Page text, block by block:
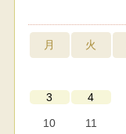
月 火
3 4
10 11